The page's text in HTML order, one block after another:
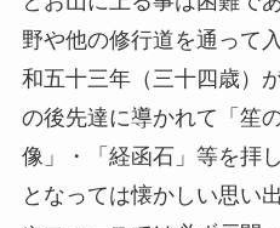
野や他の修行道を通って
和五十三年（三十四歳）
の後先達に導かれて「笙
像」・「経函石」等を拝
となっては懐かしい思い